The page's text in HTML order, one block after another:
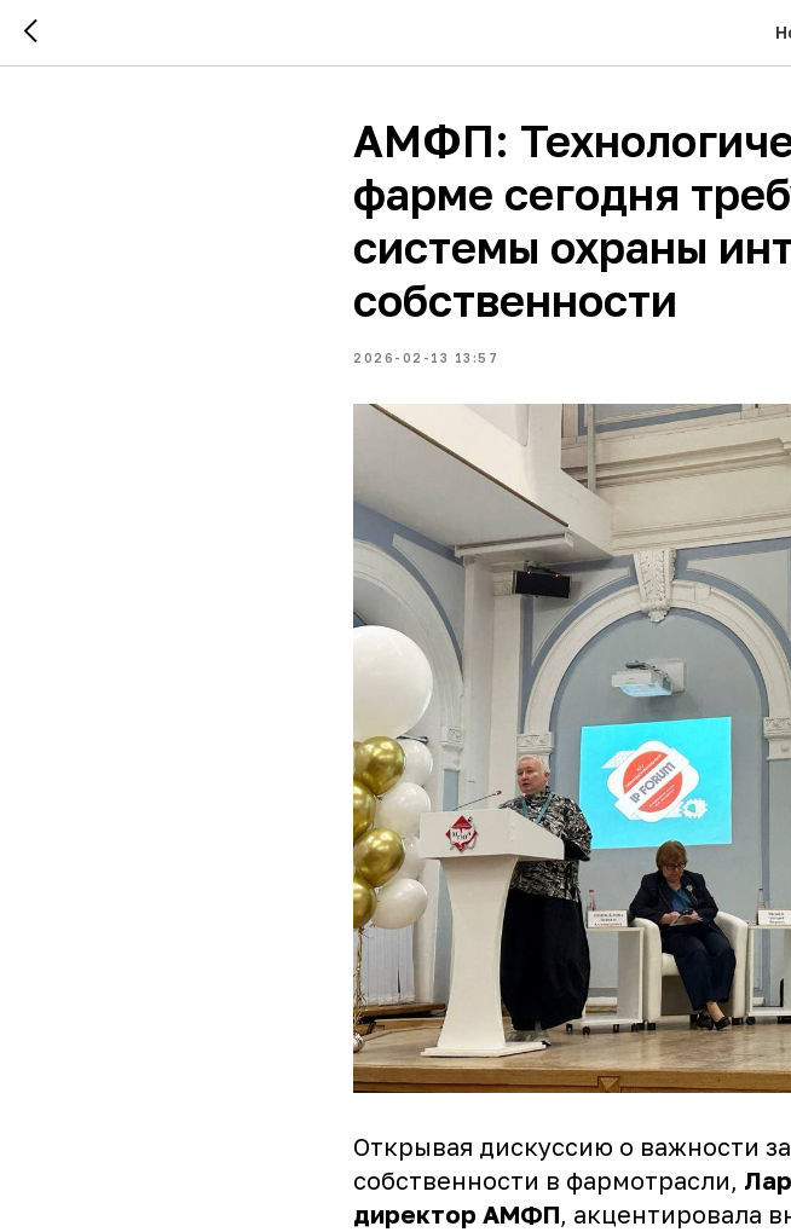
АМФП:
фарме сегодня
системы охраны
собственности
2026-02-13 13:57
Открывая дискуссию о важности
собственности в фармотрасли,
директор АМФП, акцентировала